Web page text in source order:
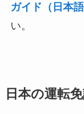
ガイド（日本語
い。
日本の運転